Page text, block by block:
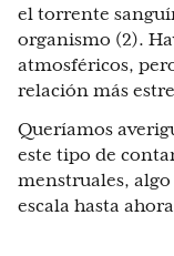
el torrente
organismo (2).
atmosféricos,
relación más
Queríamos
este tipo de
menstruales,
escala hasta